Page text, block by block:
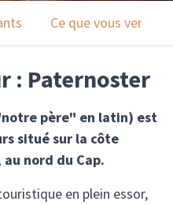
Ce que vous verrez
: Paternoster
père" en latin) est
situé sur la côte
nord du Cap.
en plein essor,